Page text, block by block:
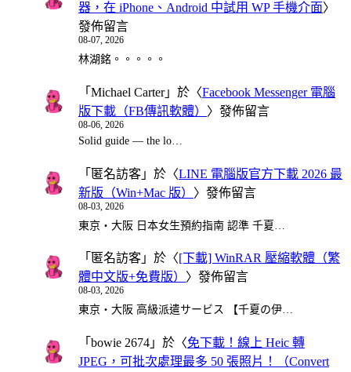
器，在 iPhone、Android 中試用 WP 手機介面〉
發佈留言
08-07, 2026
林湖銘。。。。。
「 Michael Carter」於〈Facebook Messenger 電腦
版下載（FB傳訊軟體） 〉發佈留言
08-06, 2026
Solid guide — the lo…
「 匿名訪客 」於〈LINE 電腦版官方下載 2026 最
新版（Win+Mac 版） 〉發佈留言
08-03, 2026
東京・大阪 日本女生預約指南 認準 千夏…
「 匿名訪客 」於〈[下載] WinRAR 壓縮軟體（繁
體中文版+免費版） 〉發佈留言
08-03, 2026
東京・大阪 高級派遣サービス 【千夏の伊…
「 bowie 2674 」於〈免下載！線上 Heic 轉
JPEG，可批次處理最多 50 張照片！（Convert